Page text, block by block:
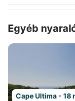
Egyéb
Cape Ultima - 18